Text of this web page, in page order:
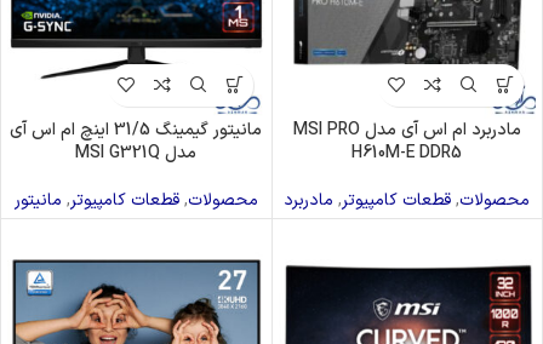
مادربرد ام اس آی مدل MSI PRO
H610M-E DDR5
محصولات,قطعات کامپیوتر, مادربرد
مانیتور گیمینگ 31/5 اینچ ام اس آی
مدل MSI G321Q
محصولات,قطعات کامپیوتر, مانیتور